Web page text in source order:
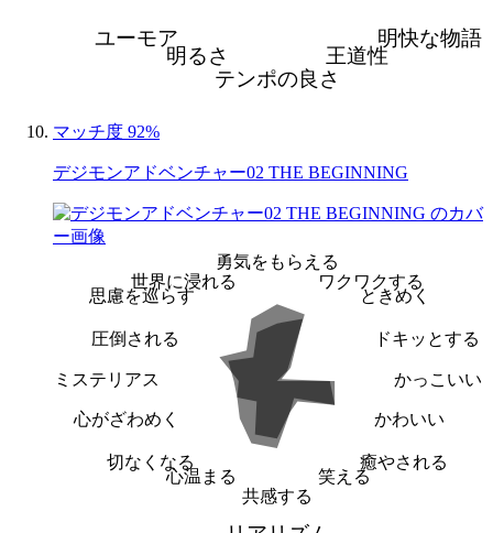
明快な物語
王道性
テンポの良さ
明るさ
ユーモア
マッチ度 92%
デジモンアドベンチャー02 THE BEGINNING
勇気をもらえる
ワクワクする
ときめく
ドキッとする
かっこいい
かわいい
癒やされる
笑える
共感する
心温まる
切なくなる
心がざわめく
ミステリアス
圧倒される
思慮を巡らす
世界に浸れる